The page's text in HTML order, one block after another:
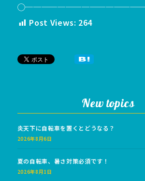
Post Views: 264
New topics
炎天下に自転車を置くとどうなる？
2026年8月6日
夏の自転車、暑さ対策必須です！
2026年8月1日